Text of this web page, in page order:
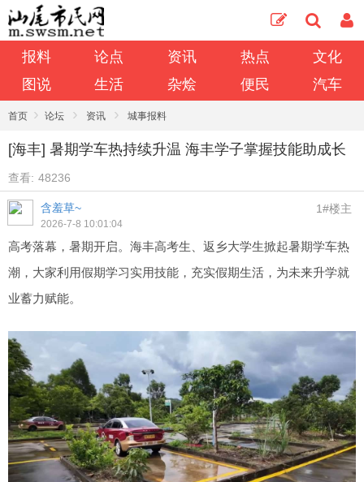
报料 论点 资讯 热点
文化
图说
生活 杂烩 便民 汽车
首页 › 论坛 › 资讯 › 城事报料
[海丰] 暑期学车热持续升温 海丰学子掌握技能助成长
查看: 48236
含羞草~
2026-7-8 10:01:04
1#楼主
高考落幕，暑期开启。海丰高考生、返乡大学生掀起暑期学车热
潮，大家利用假期学习实用技能，充实假期生活，为未来升学就
业蓄力赋能。